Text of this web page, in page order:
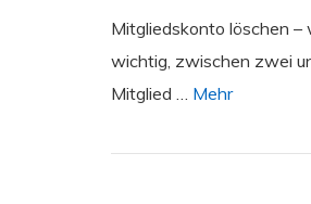
Mitgliedskonto löschen –
wichtig, zwischen zwei
Mitglied … Mehr